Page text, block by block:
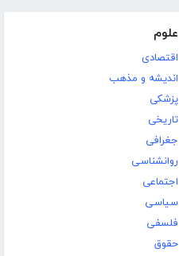
علوم
اقتصادی
اندیشه و مذهب
پزشکی
تاریخی
جغرافی
روانشناسی
اجتماعی
سیاسی
فلسفی
حقوق